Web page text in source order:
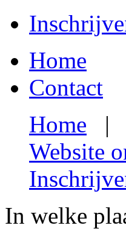
Home
Contact
Home |
Website
In welke